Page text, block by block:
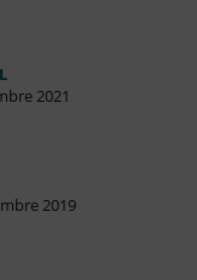
2021
2019